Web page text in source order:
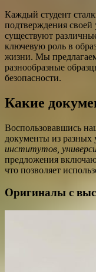
Каждый студент
подтверждения своей
существуют
ключевую роль в
жизни. Мы
разнообразные
безопасности.
Какие
Воспользовавшись
документы из разных
институтов,
предложения
что позволяет
Оригиналы с